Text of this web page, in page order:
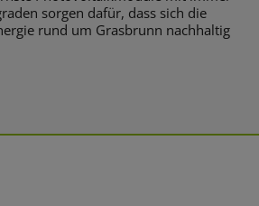
sorgen dafür, dass sich die
rund um Grasbrunn nachhaltig